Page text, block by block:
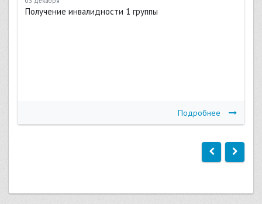
Получение инвалидности 1 группы
Подробнее